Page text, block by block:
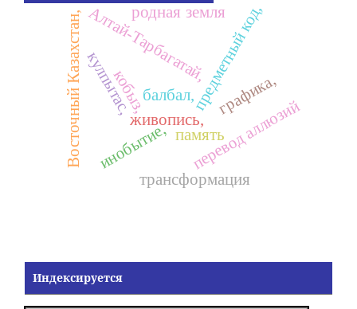
живопись,
графика,
кобыз,балбал,
кулпытас, предметный код,
инобытие, память
перевод аллюзий
трансформация
Восточный Казахстан,Алтай-Тарбагатай,
родная земля
Индексируется